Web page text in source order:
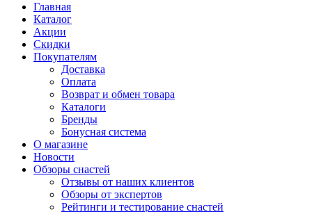
Главная
Каталог
Акции
Скидки
Покупателям
Доставка
Оплата
Возврат и обмен товара
Каталоги
Бренды
Бонусная система
О магазине
Новости
Обзоры снастей
Отзывы от наших клиентов
Обзоры от экспертов
Рейтинги и тестирование снастей